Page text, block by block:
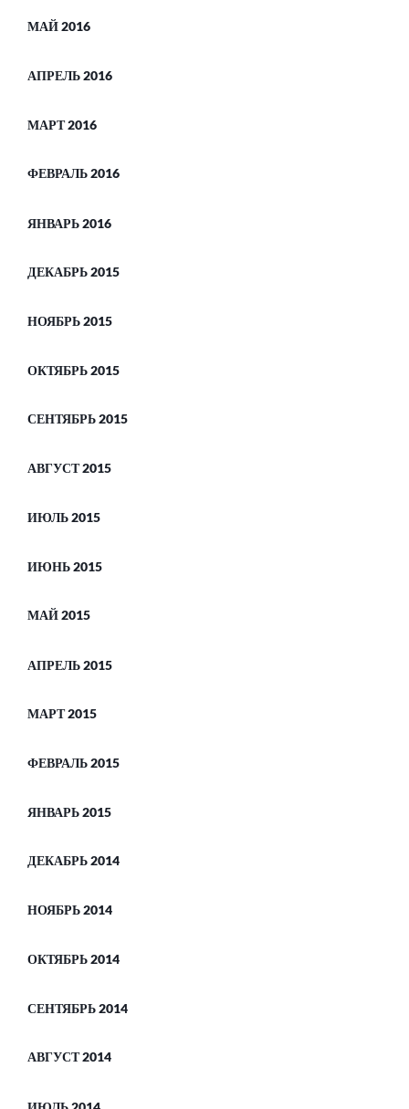
МАЙ 2016
АПРЕЛЬ 2016
МАРТ 2016
ФЕВРАЛЬ 2016
ЯНВАРЬ 2016
ДЕКАБРЬ 2015
НОЯБРЬ 2015
ОКТЯБРЬ 2015
СЕНТЯБРЬ 2015
АВГУСТ 2015
ИЮЛЬ 2015
ИЮНЬ 2015
МАЙ 2015
АПРЕЛЬ 2015
МАРТ 2015
ФЕВРАЛЬ 2015
ЯНВАРЬ 2015
ДЕКАБРЬ 2014
НОЯБРЬ 2014
ОКТЯБРЬ 2014
СЕНТЯБРЬ 2014
АВГУСТ 2014